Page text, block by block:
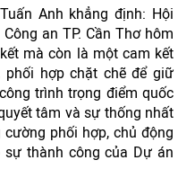
Anh khẳng định: Hội
an TP. Cần Thơ hôm
mà còn là một cam kết
phối hợp chặt chẽ để giữ
trình trọng điểm quốc
tâm và sự thống nhất
phối hợp, chủ động
thành công của Dự án